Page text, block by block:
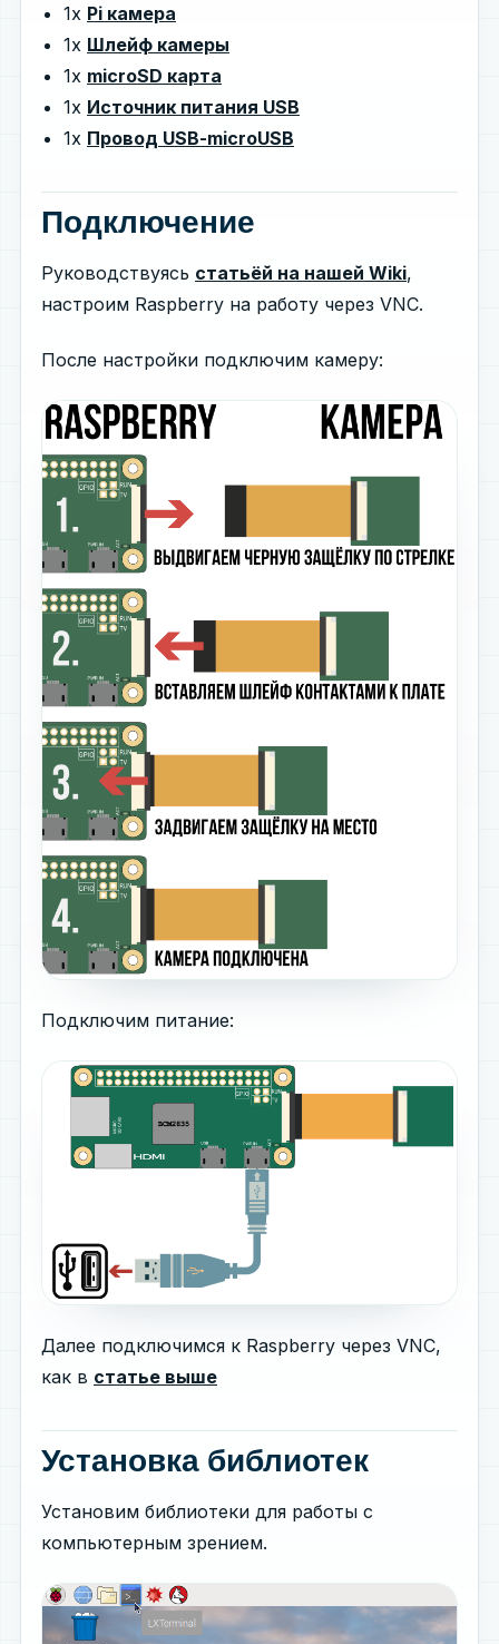
1x Pi камера
1x Шлейф камеры
1x microSD карта
1x Источник питания USB
1x Провод USB-microUSB
Подключение
Руководствуясь статьёй на нашей Wiki,
настроим Raspberry на работу через VNC.
После настройки подключим камеру:
Подключим питание:
Далее подключимся к Raspberry через VNC,
как в статье выше
Установка библиотек
Установим библиотеки для работы с
компьютерным зрением.